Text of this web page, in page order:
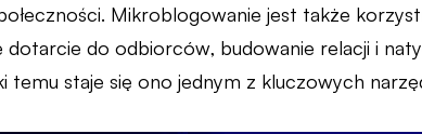
Mikroblogowanie jest także
dotarcie do odbiorców, budowanie relacji i
temu staje się ono jednym z kluczowych